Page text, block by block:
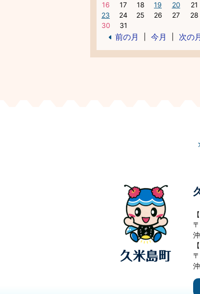
16
17 18 19 20 21
23
24 25 26 27 28
30
31
前の月 今月 次の